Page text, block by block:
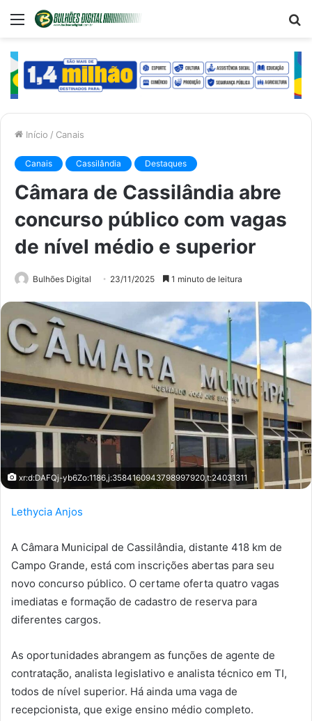
Menu
Início / Canais
Canais Cassilândia Destaques
Câmara de Cassilândia abre
concurso público com vagas
de nível médio e superior
Bulhões Digital 23/11/2025 1 minuto de leitura
xr:d:DAFQj-yb6Zo:1186,j:3584160943798997920,t:24031311
Lethycia Anjos
A Câmara Municipal de Cassilândia, distante 418 km de
Campo Grande, está com inscrições abertas para seu
novo concurso público. O certame oferta quatro vagas
imediatas e formação de cadastro de reserva para
diferentes cargos.
As oportunidades abrangem as funções de agente de
contratação, analista legislativo e analista técnico em TI,
todos de nível superior. Há ainda uma vaga de
recepcionista, que exige ensino médio completo.